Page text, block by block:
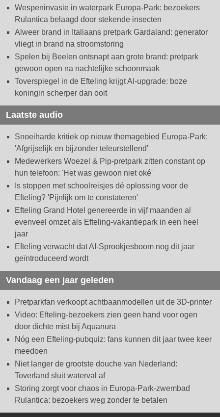
Wespeninvasie in waterpark Europa-Park: bezoekers
Rulantica belaagd door stekende insecten
Alweer brand in Italiaans pretpark Gardaland: generator
vliegt in brand na stroomstoring
Spelen bij Beelen ontsnapt aan grote brand: pretpark
gewoon open na nachtelijke schoonmaak
Toverspiegel in de Efteling krijgt AI-upgrade: boze
koningin scherper dan ooit
Laatste audio
Snoeiharde kritiek op nieuw themagebied Europa-Park:
'Afgrijselijk en bijzonder teleurstellend'
Medewerkers Woezel & Pip-pretpark zitten constant op
hun telefoon: 'Het was gewoon niet oké'
Is stoppen met schoolreisjes dé oplossing voor de
Efteling? 'Pijnlijk om te constateren'
Efteling Grand Hotel genereerde in vijf maanden al
evenveel omzet als Efteling-vakantiepark in een heel
jaar
Efteling verwacht dat AI-Sprookjesboom nog dit jaar
geïntroduceerd wordt
Vandaag een jaar geleden
Pretparkfan verkoopt achtbaanmodellen uit de 3D-printer
Video: Efteling-bezoekers zien geen hand voor ogen
door dichte mist bij Aquanura
Nóg een Efteling-pubquiz: fans kunnen dit jaar twee keer
meedoen
Niet langer de grootste douche van Nederland:
Toverland sluit waterval af
Storing zorgt voor chaos in Europa-Park-zwembad
Rulantica: bezoekers weg zonder te betalen